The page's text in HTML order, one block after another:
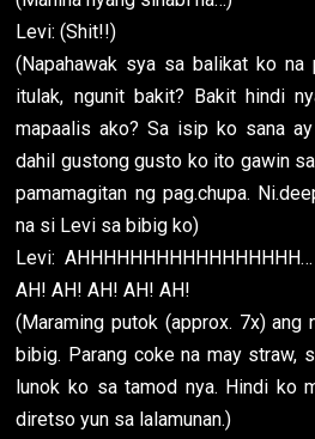
Levi: (Shit!!)
(Napahawak sya sa balikat ko na
itulak, ngunit bakit? Bakit hindi
mapaalis ako? Sa isip ko sana
dahil gustong gusto ko ito gawin
pamamagitan ng pag.chupa.
na si Levi sa bibig ko)
Levi:
AH! AH! AH! AH! AH!
(Maraming putok (approx. 7x) ang
bibig. Parang coke na may straw,
lunok ko sa tamod nya. Hindi ko
diretso yun sa lalamunan.)